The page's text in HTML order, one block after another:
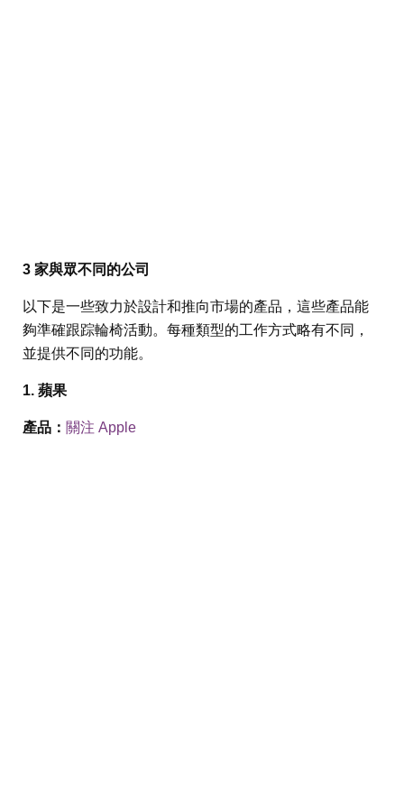
3 家與眾不同的公司
以下是一些致力於設計和推向市場的產品，這些產品能
夠準確跟踪輪椅活動。每種類型的工作方式略有不同，
並提供不同的功能。
1. 蘋果
產品： 關注 Apple